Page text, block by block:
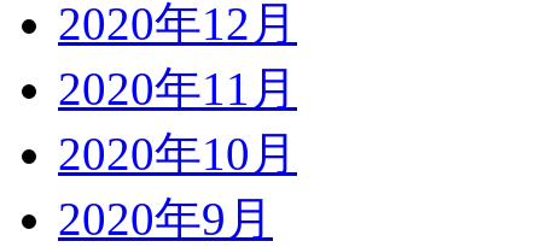
2020年12月
2020年11月
2020年10月
2020年9月